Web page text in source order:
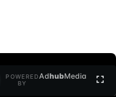
POWERED
BY
AdhubMedia